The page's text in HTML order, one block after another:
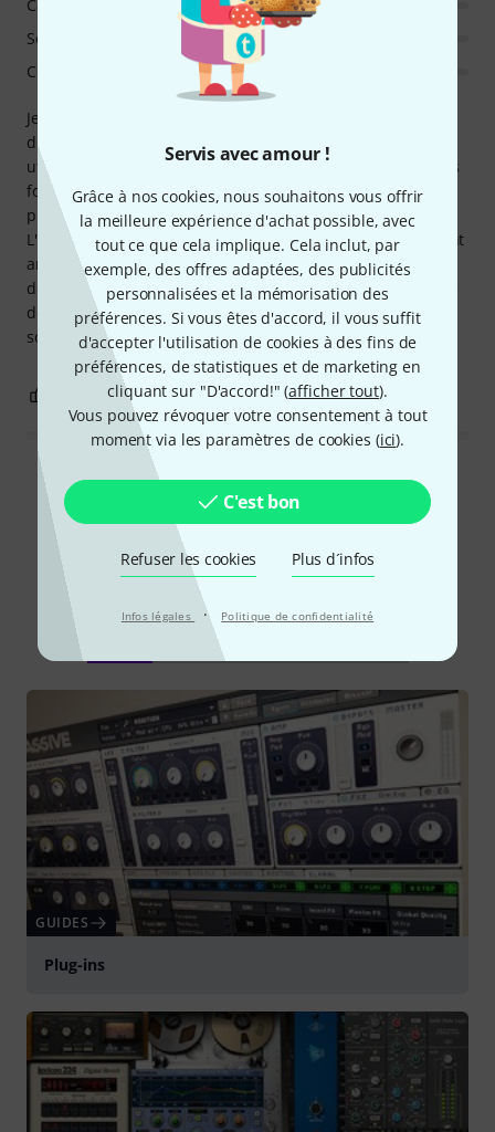
Servis avec amour !
Grâce à nos cookies, nous souhaitons vous offrir
la meilleure expérience d'achat possible, avec
tout ce que cela implique. Cela inclut, par
exemple, des offres adaptées, des publicités
personnalisées et la mémorisation des
préférences. Si vous êtes d'accord, il vous suffit
d'accepter l'utilisation de cookies à des fins de
préférences, de statistiques et de marketing en
cliquant sur "D'accord!" (afficher tout).
Vous pouvez révoquer votre consentement à tout
moment via les paramètres de cookies (ici).
C'est bon
Refuser les cookies Plus d´infos
Infos légales · Politique de confidentialité
Je n'avais besoin que d'un accordéon styrien pour les
démos, mais les autres instruments sont tout à fait
utilisables. Le développeur aurait dû soigner davantage les
fonctionnalités ; c'est dommage. Comparé à d'autres
plugins disponibles au même prix, c'est un peu décevant.
L'installation n'est pas très moderne, et je trouve également
anormal de devoir s'inscrire auprès de Best Service. En fin
de compte, ce n'est pas un échec total – et c'est formidable
de constater un regain d'intérêt pour la musique folk et les
sonorités traditionnelles ces derniers temps !
Caractéristiques
Son/Qualité
Consommation de ressources
0 SIGNALER L'ÉVALUATION
Lire toutes les évaluations
Le saviez-vous?
Guides
GUIDES
Plug-ins